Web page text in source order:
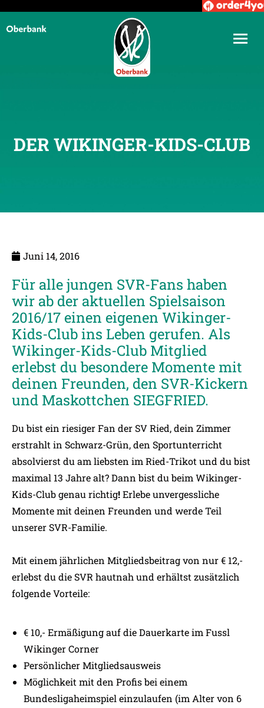
DER WIKINGER-KIDS-CLUB
Juni 14, 2016
Für alle jungen SVR-Fans haben
wir ab der aktuellen Spielsaison
2016/17 einen eigenen Wikinger-
Kids-Club ins Leben gerufen. Als
Wikinger-Kids-Club Mitglied
erlebst du besondere Momente mit
deinen Freunden, den SVR-Kickern
und Maskottchen SIEGFRIED.
Du bist ein riesiger Fan der SV Ried, dein Zimmer
erstrahlt in Schwarz-Grün, den Sportunterricht
absolvierst du am liebsten im Ried-Trikot und du bist
maximal 13 Jahre alt?Dann bist du beim Wikinger-
Kids-Club genau richtig!Erlebe unvergessliche
Momente mit deinen Freunden und werde Teil
unserer SVR-Familie.
Mit einem jährlichen Mitgliedsbeitrag von nur € 12,-
erlebst du die SVR hautnah und erhältst zusätzlich
folgende Vorteile:
€ 10,- Ermäßigung auf die Dauerkarte im Fussl
Wikinger Corner
Persönlicher Mitgliedsausweis
Möglichkeit mit den Profis bei einem
Bundesligaheimspiel einzulaufen (im Alter von 6